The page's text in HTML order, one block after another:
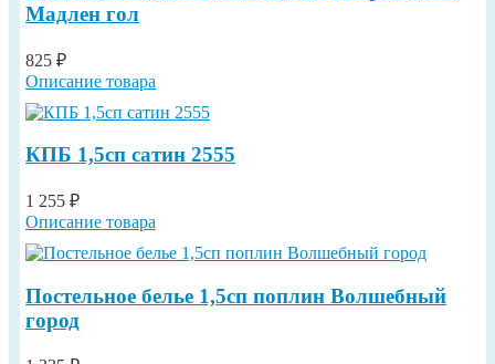
Мадлен гол
825 ₽
Описание товара
КПБ 1,5сп сатин 2555
1 255 ₽
Описание товара
Постельное белье 1,5сп поплин Волшебный
город